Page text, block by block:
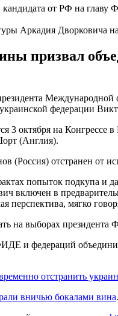
Аркадия Дворковича
призвал
Международной
федерации
3 октября на
(Англия).
отстранен от
попыток подкупа и
включен в
мягко
на выборах президента
и федераций
отстранить
вничью бокалами вина.